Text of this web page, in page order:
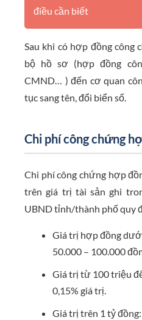
điều cần biết
Sau khi có hợp đồng công
bộ hồ sơ (hợp đồng
CMND… ) đến cơ quan
tục sang tên, đổi biển số.
Chi phí công chứng
Chi phí công chứng hợp
trên giá trị tài sản ghi
UBND tỉnh/thành phố quy
Giá trị hợp đồng
50.000 – 100.000
Giá trị từ 100 triệu
0,15% giá trị.
Giá trị trên 1 tỷ